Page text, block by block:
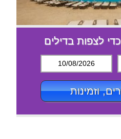
לצפות בדילים
10/08/2026
וזמינות